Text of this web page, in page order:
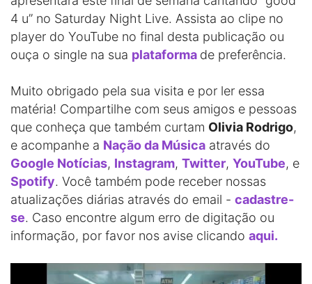
4 u” no Saturday Night Live. Assista ao clipe no
player do YouTube no final desta publicação ou
ouça o single na sua plataforma de preferência.
Muito obrigado pela sua visita e por ler essa
matéria! Compartilhe com seus amigos e pessoas
que conheça que também curtam Olivia Rodrigo,
e acompanhe a Nação da Música através do
Google Notícias, Instagram, Twitter, YouTube, e
Spotify. Você também pode receber nossas
atualizações diárias através do email - cadastre-
se. Caso encontre algum erro de digitação ou
informação, por favor nos avise clicando aqui.